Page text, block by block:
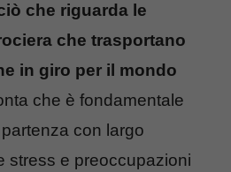
che riguarda le
che trasportano
in giro per il mondo
che è fondamentale
con largo
stress e preoccupazioni